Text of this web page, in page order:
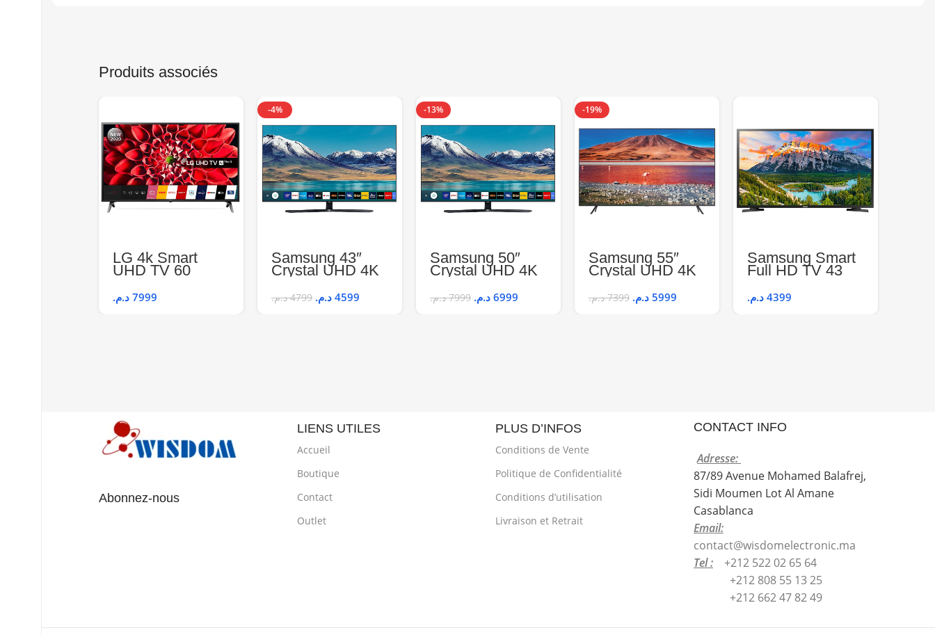
Produits associés
LG 4k Smart
UHD TV 60
60UN7100
7999 د.م.
-4%
Samsung 43″
Crystal UHD 4K
SMART TV –
UE43TU8505U
4799 د.م. 4599 د.م.
-13%
Samsung 50″
Crystal UHD 4K
Smart TV –
UE50TU8505U
7999 د.م. 6999 د.م.
-19%
Samsung 55″
Crystal UHD 4K
SMART TV –
UE55TU7175U
7399 د.م. 5999 د.م.
Samsung Smart
Full HD TV 43
4399 د.م.
Abonnez-nous
LIENS UTILES
Accueil
Boutique
Contact
Outlet
PLUS D’INFOS
Conditions de Vente
Politique de Confidentialité
Conditions d’utilisation
Livraison et Retrait
CONTACT INFO
Adresse:
87/89 Avenue Mohamed Balafrej,
Sidi Moumen Lot Al Amane
Casablanca
Email:
contact@wisdomelectronic.ma
Tel : +212 522 02 65 64
+212 808 55 13 25
+212 662 47 82 49